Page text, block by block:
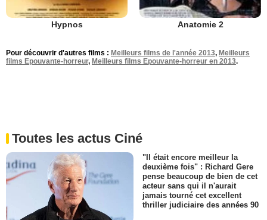
Hypnos Anatomie 2
Pour découvrir d'autres films : Meilleurs films de l'année 2013, Meilleurs
films Epouvante-horreur, Meilleurs films Epouvante-horreur en 2013.
Toutes les actus Ciné
"Il était encore meilleur la
deuxième fois" : Richard Gere
pense beaucoup de bien de cet
acteur sans qui il n'aurait
jamais tourné cet excellent
thriller judiciaire des années 90